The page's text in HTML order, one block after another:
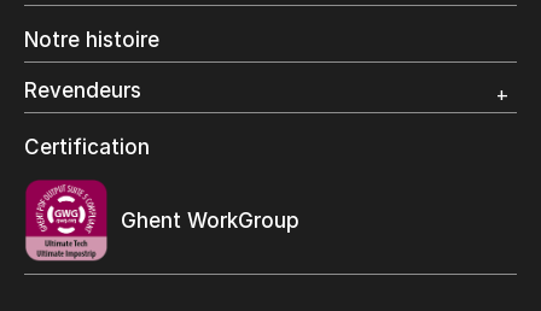
Emballage numérique
Grand Format
Notre histoire
Revendeurs
Trouvez un revendeur
Certification
Ghent WorkGroup